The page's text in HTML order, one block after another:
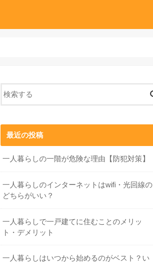
最近の投稿
一人暮らしの一階が危険な理由【防犯対策】
一人暮らしのインターネットはwifi・光回線の
どちらがいい？
一人暮らしで一戸建てに住むことのメリッ
ト・デメリット
一人暮らしはいつから始めるのがベスト？い